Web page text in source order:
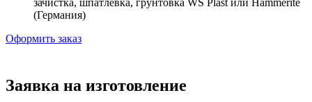
(Германия)
Оформить заказ
Заявка на изготовление